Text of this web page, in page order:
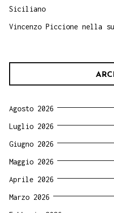
Siciliano
Vincenzo Piccione nella
Agosto 2026
Luglio 2026
Giugno 2026
Maggio 2026
Aprile 2026
Marzo 2026